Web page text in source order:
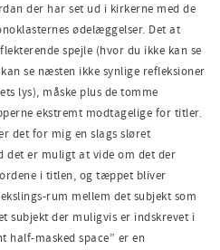
der har set ud i kirkerne med de
ødelæggelser. Det at
spejle (hvor du ikke kan se
se næsten ikke synlige refleksioner
lys), måske plus de tomme
ekstremt modtagelige for titler.
det for mig en slags sløret
det er muligt at vide om det der
i titlen, og tæppet bliver
rum mellem det subjekt som
subjekt der muligvis er indskrevet i
masked space” er en